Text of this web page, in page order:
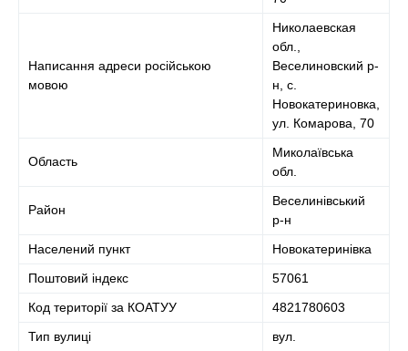
Написання адреси російською
мовою
Николаевская
обл.,
Веселиновский р-
н, с.
Новокатериновка,
ул. Комарова, 70
Область
Миколаївська
обл.
Район
Веселинівський
р-н
Населений пункт
Новокатеринівка
Поштовий індекс
57061
Код території за КОАТУУ
4821780603
Тип вулиці
вул.